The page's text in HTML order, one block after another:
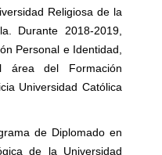
Religiosa de la
Durante 2018-2019,
Personal e Identidad,
área del Formación
Universidad Católica
de Diplomado en
de la Universidad